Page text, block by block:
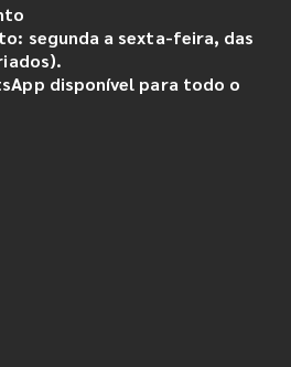
segunda a sexta-feira, das
disponível para todo o